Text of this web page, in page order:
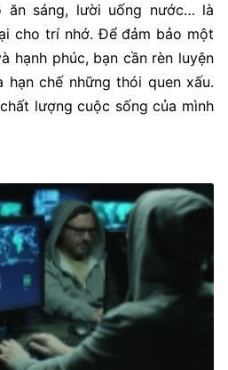
ăn sáng, lười uống nước… là
cho trí nhớ. Để đảm bảo một
hạnh phúc, bạn cần rèn luyện
chế những thói quen xấu.
lượng cuộc sống của mình